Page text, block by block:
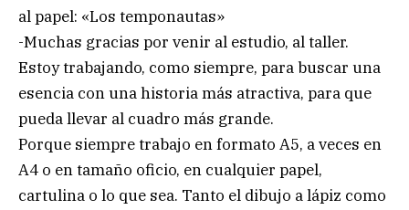
al papel: «Los temponautas»
-Muchas gracias por venir al estudio, al taller.
Estoy trabajando, como siempre, para buscar una
esencia con una historia más atractiva, para que
pueda llevar al cuadro más grande.
Porque siempre trabajo en formato A5, a veces en
A4 o en tamaño oficio, en cualquier papel,
cartulina o lo que sea. Tanto el dibujo a lápiz como